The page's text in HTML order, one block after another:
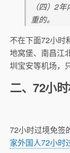
（四）2
重的。
不在下面72小时
地窝堡、南昌江
圳宝安等机场，
二、72小
72小时过境免签
家外国人72小时